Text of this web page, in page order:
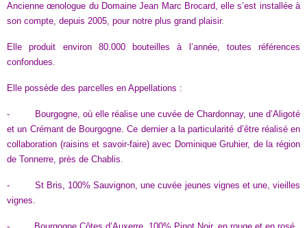
Ancienne œnologue du Domaine Jean Marc Brocard, elle s’est installée à
son compte, depuis 2005, pour notre plus grand plaisir.
Elle produit environ 80.000 bouteilles à l’année, toutes références
confondues.
Elle possède des parcelles en Appellations :
- Bourgogne, où elle réalise une cuvée de Chardonnay, une d’Aligoté
et un Crémant de Bourgogne. Ce dernier a la particularité d’être réalisé en
collaboration (raisins et savoir-faire) avec Dominique Gruhier, de la région
de Tonnerre, près de Chablis.
- St Bris, 100% Sauvignon, une cuvée jeunes vignes et une, vieilles
vignes.